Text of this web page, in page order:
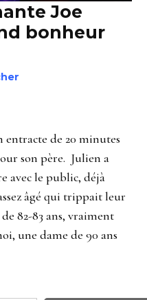
Joe
bonheur
de 20 minutes
son père. Julien a
avec le public, déjà
âgé qui trippait leur
82-83 ans, vraiment
une dame de 90 ans